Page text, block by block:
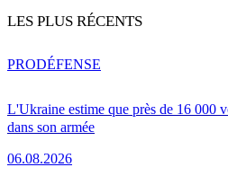
LES PLUS RÉCENTS
L'Ukraine estime que près de 16 000
dans son armée
06.08.2026
PRODÉFENSE